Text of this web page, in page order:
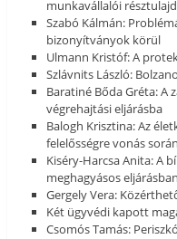
munkavállalói
Szabó Kálmán:
bizonyítványok körül
Ulmann Kristóf: A
Szlávnits László:
Baratiné Bőda Gréta: A
végrehajtási eljárásba
Balogh Krisztina: Az
felelősségre vonás során
Kiséry-Harcsa Anita: A
meghagyásos eljárásban
Gergely Vera:
Két ügyvédi kapott
Csomós Tamás: